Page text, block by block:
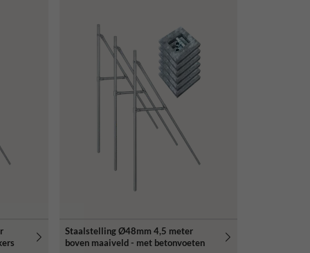
Staalstelling Ø48mm 4,5 meter
boven maaiveld - met betonvoeten